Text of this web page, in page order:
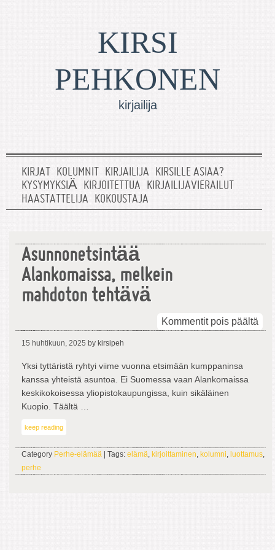
KIRSI
PEHKONEN
kirjailija
KIRJAT KOLUMNIT KIRJAILIJA KIRSILLE ASIAA?
KYSYMYKSIÄ KIRJOITETTUA KIRJAILIJAVIERAILUT
HAASTATTELIJA KOKOUSTAJA
Asunnonetsintää
Alankomaissa, melkein
mahdoton tehtävä
Kommentit pois päältä
15 huhtikuun, 2025 by kirsipeh
Yksi tyttäristä ryhtyi viime vuonna etsimään kumppaninsa
kanssa yhteistä asuntoa. Ei Suomessa vaan Alankomaissa
keskikokoisessa yliopistokaupungissa, kuin sikäläinen
Kuopio. Täältä …
keep reading
Category Perhe-elämää | Tags: elämä, kirjoittaminen, kolumni, luottamus,
perhe